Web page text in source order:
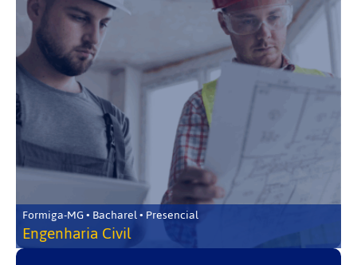
Formiga-MG • Bacharel • Presencial
Engenharia Civil